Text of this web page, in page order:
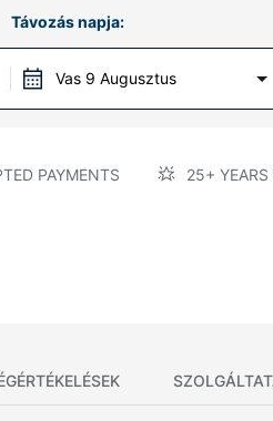
Távozás napja:
Vas 9 Augusztus
PAYMENTS 25+ YEARS